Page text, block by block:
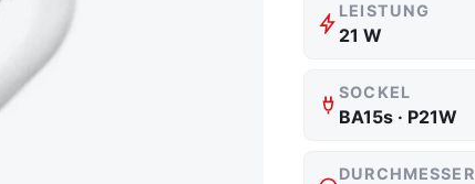
LEISTUNG
21 W
SOCKEL
BA15s · P21W
DURCHMESSER